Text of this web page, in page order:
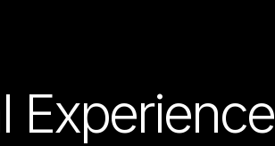
Experience